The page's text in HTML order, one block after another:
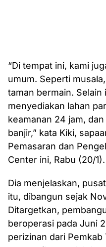
“Di tempat ini, kami
umum. Seperti
taman bermain. Selain
menyediakan lahan
keamanan 24 jam,
banjir,” kata Kiki,
Pemasaran dan
Center ini, Rabu (20/1).
Dia menjelaskan,
itu, dibangun sejak
Ditargetkan,
beroperasi pada Juni
perizinan dari